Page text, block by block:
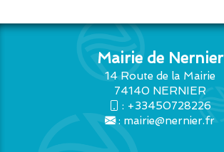
Mairie de Nernier
14 Route de la Mairie
74140 NERNIER
: +33450728226
: mairie@nernier.fr